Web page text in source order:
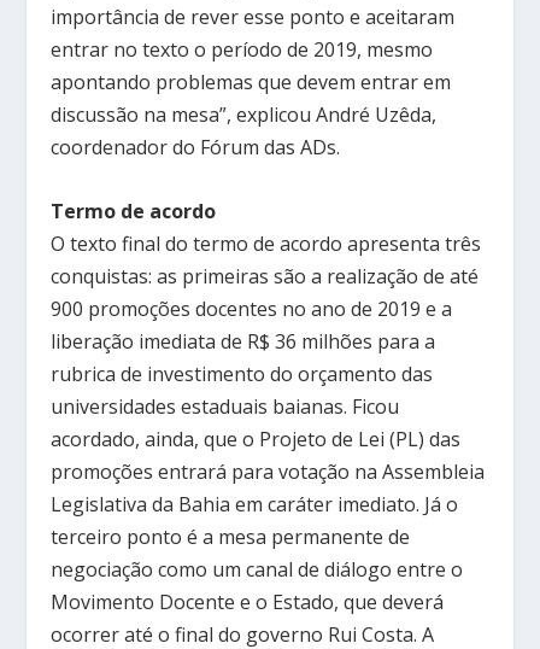
importância de rever esse ponto e aceitaram
entrar no texto o período de 2019, mesmo
apontando problemas que devem entrar em
discussão na mesa”, explicou André Uzêda,
coordenador do Fórum das ADs.
Termo de acordo
O texto final do termo de acordo apresenta três
conquistas: as primeiras são a realização de até
900 promoções docentes no ano de 2019 e a
liberação imediata de R$ 36 milhões para a
rubrica de investimento do orçamento das
universidades estaduais baianas. Ficou
acordado, ainda, que o Projeto de Lei (PL) das
promoções entrará para votação na Assembleia
Legislativa da Bahia em caráter imediato. Já o
terceiro ponto é a mesa permanente de
negociação como um canal de diálogo entre o
Movimento Docente e o Estado, que deverá
ocorrer até o final do governo Rui Costa. A